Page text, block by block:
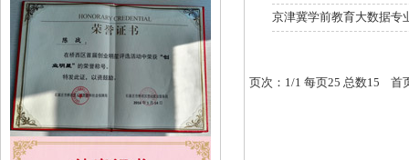
京津冀学前教育大数据专
页次：1/1 每页25 总数15